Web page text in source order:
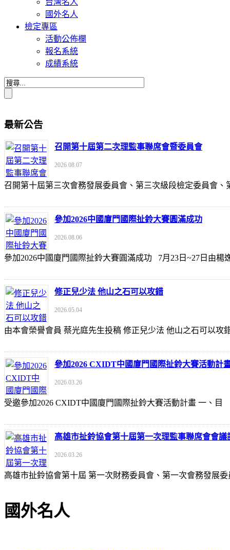
台灣名人
國外名人
檢定專區
活動公佈欄
報名系統
成績系統
最新公告
召開第十屆第二次理監事聯席會暨委員會
2026.08.07
召開第十屆第三次會務發展委員會、第三次級段檢定委員
參加2026中國廈門國際扯鈴大賽圓滿成功
2026.08.06
參加2026中國廈門國際扯鈴大賽圓滿成功 7月23日~27日由
修正兒少法 他山之石可以攻錯
2026.05.04
由本會榮譽會員 蔡光庭先生投稿 修正兒少法 他山之石可以攻
參加2026 CXIDT中國廈門國際扯鈴大賽活動計
2026.03.26
受邀參加2026 CXIDT中國廈門國際扯鈴大賽活動計畫 一、
高雄市扯鈴協會第十屆第一次理監事聯席會會議
2026.03.26
高雄市扯鈴協會第十屆 第一次財務委員會、第一次會務發展
國外名人